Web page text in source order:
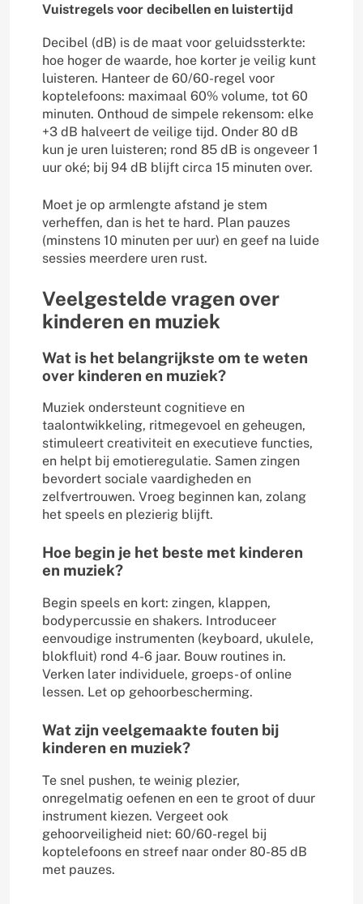
Vuistregels voor decibellen en luistertijd
Decibel (dB) is de maat voor geluidssterkte:
hoe hoger de waarde, hoe korter je veilig kunt
luisteren. Hanteer de 60/60-regel voor
koptelefoons: maximaal 60% volume, tot 60
minuten. Onthoud de simpele rekensom: elke
+3 dB halveert de veilige tijd. Onder 80 dB
kun je uren luisteren; rond 85 dB is ongeveer 1
uur oké; bij 94 dB blijft circa 15 minuten over.
Moet je op armlengte afstand je stem
verheffen, dan is het te hard. Plan pauzes
(minstens 10 minuten per uur) en geef na luide
sessies meerdere uren rust.
Veelgestelde vragen over
kinderen en muziek
Wat is het belangrijkste om te weten
over kinderen en muziek?
Muziek ondersteunt cognitieve en
taalontwikkeling, ritmegevoel en geheugen,
stimuleert creativiteit en executieve functies,
en helpt bij emotieregulatie. Samen zingen
bevordert sociale vaardigheden en
zelfvertrouwen. Vroeg beginnen kan, zolang
het speels en plezierig blijft.
Hoe begin je het beste met kinderen
en muziek?
Begin speels en kort: zingen, klappen,
bodypercussie en shakers. Introduceer
eenvoudige instrumenten (keyboard, ukulele,
blokfluit) rond 4-6 jaar. Bouw routines in.
Verken later individuele, groeps- of online
lessen. Let op gehoorbescherming.
Wat zijn veelgemaakte fouten bij
kinderen en muziek?
Te snel pushen, te weinig plezier,
onregelmatig oefenen en een te groot of duur
instrument kiezen. Vergeet ook
gehoorveiligheid niet: 60/60-regel bij
koptelefoons en streef naar onder 80-85 dB
met pauzes.